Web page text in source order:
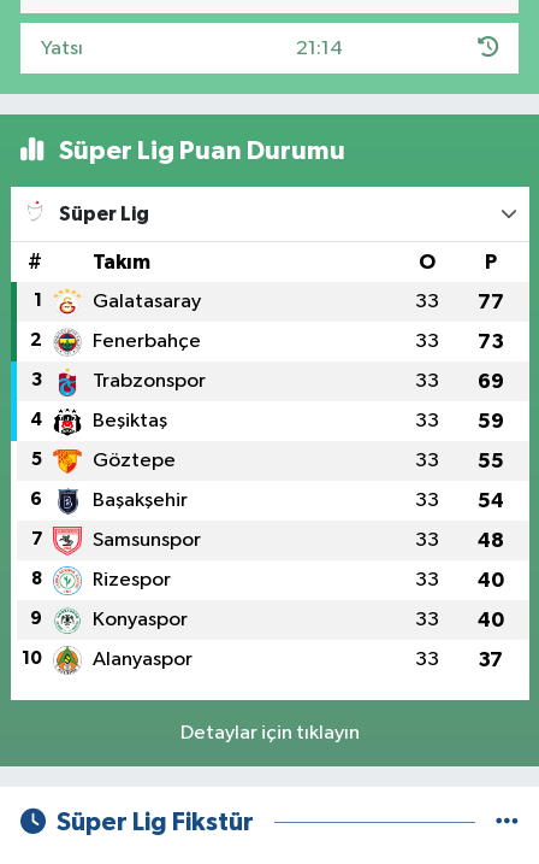
Yatsı 21:14
Süper Lig Puan Durumu
Süper Lig
# Takım O P
1 Galatasaray 33 77
2 Fenerbahçe 33 73
3 Trabzonspor 33 69
4 Beşiktaş 33 59
5 Göztepe 33 55
6 Başakşehir 33 54
7 Samsunspor 33 48
8 Rizespor 33 40
9 Konyaspor 33 40
10 Alanyaspor 33 37
Detaylar için tıklayın
Süper Lig Fikstür